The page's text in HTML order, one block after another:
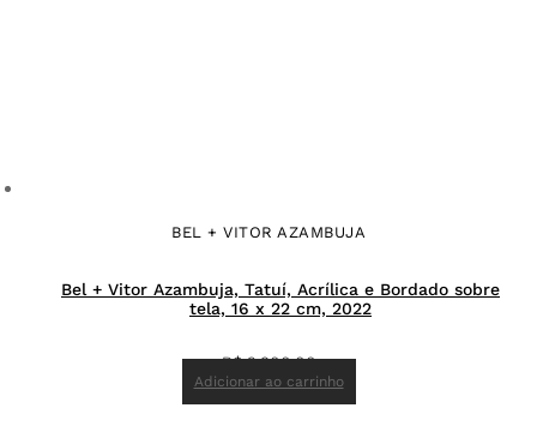
BEL + VITOR AZAMBUJA
Bel + Vitor Azambuja, Tatuí, Acrílica e Bordado sobre
tela, 16 x 22 cm, 2022
R$2.900,00
Adicionar ao carrinho